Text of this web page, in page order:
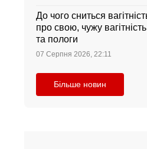
До чого сниться
про свою, чужу
та пологи
07 Серпня 2026, 22:11
Більше новин